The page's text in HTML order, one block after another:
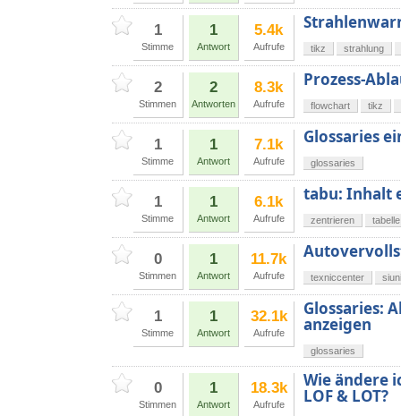
1
Stimme
1
Antwort
5.4k
Aufrufe tikz strahlung
2
Stimmen
2
Antworten
8.3k
Aufrufe
Prozess-
flowchart tikz
1
Stimme
1
Antwort
7.1k
Aufrufe
Glossaries
glossaries
1
Stimme
1
Antwort
6.1k
Aufrufe
tabu: Inhalt
zentrieren tabelle
0
Stimmen
1
Antwort
11.7k
Aufrufe texniccenter
1
Stimme
1
Antwort
32.1k
Aufrufe
Glossaries:
anzeigen
glossaries
0
Stimmen
1
Antwort
18.3k
Aufrufe
Wie ändere
LOF & LOT?